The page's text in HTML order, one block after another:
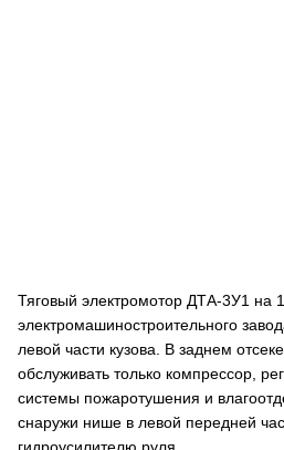
Тяговый электромотор ДТА-3У1 на
электромашиностроительного
левой части кузова. В заднем
обслуживать только компрессор,
системы пожаротушения и
снаружи нише в левой передней